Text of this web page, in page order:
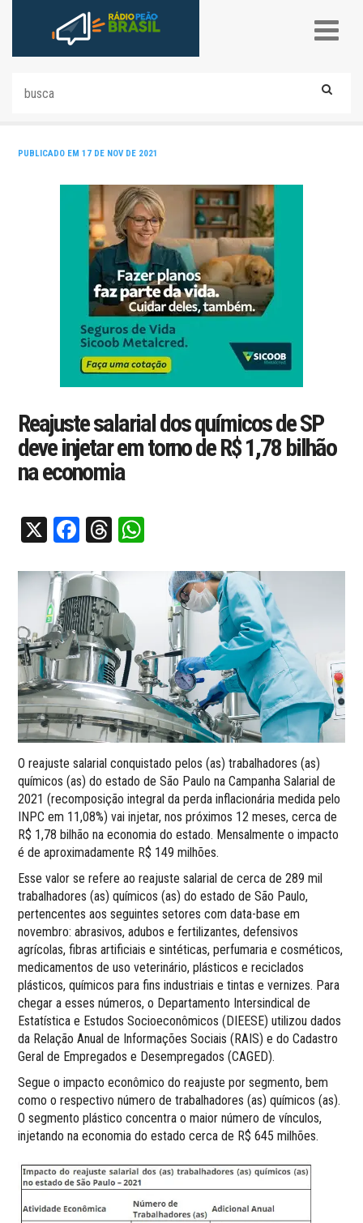
PUBLICADO EM 17 DE NOV DE 2021
Reajuste salarial dos químicos de SP
deve injetar em torno de R$ 1,78 bilhão
na economia
X Facebook
Threads
O reajuste salarial conquistado pelos (as) trabalhadores (as)
químicos (as) do estado de São Paulo na Campanha Salarial de
2021 (recomposição integral da perda inflacionária medida pelo
INPC em 11,08%) vai injetar, nos próximos 12 meses, cerca de
R$ 1,78 bilhão na economia do estado. Mensalmente o impacto
é de aproximadamente R$ 149 milhões.
Esse valor se refere ao reajuste salarial de cerca de 289 mil
trabalhadores (as) químicos (as) do estado de São Paulo,
pertencentes aos seguintes setores com data-base em
novembro: abrasivos, adubos e fertilizantes, defensivos
agrícolas, fibras artificiais e sintéticas, perfumaria e cosméticos,
medicamentos de uso veterinário, plásticos e reciclados
plásticos, químicos para fins industriais e tintas e vernizes. Para
chegar a esses números, o Departamento Intersindical de
Estatística e Estudos Socioeconômicos (DIEESE) utilizou dados
da Relação Anual de Informações Sociais (RAIS) e do Cadastro
Geral de Empregados e Desempregados (CAGED).
Segue o impacto econômico do reajuste por segmento, bem
como o respectivo número de trabalhadores (as) químicos (as).
O segmento plástico concentra o maior número de vínculos,
injetando na economia do estado cerca de R$ 645 milhões.